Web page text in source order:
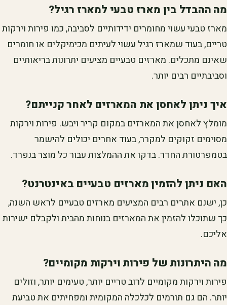
מה ההבדל בין מארז טבעי למארז רגיל?
מארז טבעי עשוי מחומרים ידידותיים לסביבה, כמו פירות וירקות
טריים, בעוד שמארז רגיל עשוי לעיתים מכימיקלים או חומרים
שאינם מתכלים. מארזים טבעיים מציעים יתרונות בריאותיים
וסביבתיים רבים יותר.
איך ניתן לאחסן את המארזים לאחר קנייתם?
מומלץ לאחסן את המארזים במקום קריר ויבש. פירות וירקות
מסוימים זקוקים למקרר, בעוד אחרים יכולים להישמר
בטמפרטורת החדר. בדקו את ההמלצות עבור כל מוצר בנפרד.
האם ניתן להזמין מארזים טבעיים באינטרנט?
כן, ישנם אתרים רבים המציעים מארזים טבעיים לראש השנה,
כך שתוכלו להזמין את המארזים בנוחות מהבית ולקבלם ישירות
אליכם.
מה היתרונות של פירות וירקות מקומיים?
פירות וירקות מקומיים לרוב טריים יותר, טעימים יותר, וזולים
יותר. הם גם תורמים לכלכלה המקומית ומפחיתים את טביעת